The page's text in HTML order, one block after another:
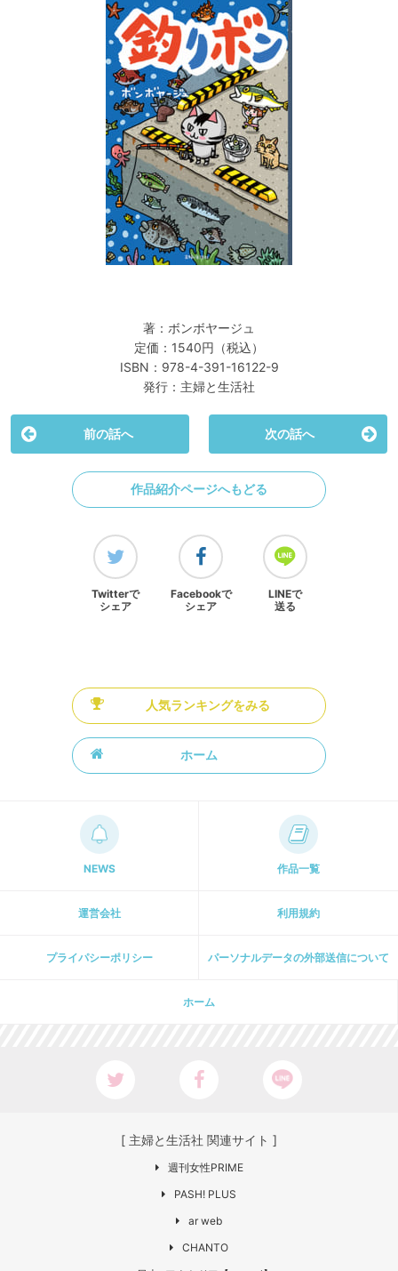
著：ボンボヤージュ
定価：1540円（税込）
ISBN：978-4-391-16122-9
発行：主婦と生活社
前の話へ 次の話へ
作品紹介ページへもどる
Twitterで
シェア
Facebookで
シェア
LINEで
送る
人気ランキングをみる
ホーム
NEWS 作品一覧
運営会社 利用規約
プライパシーポリシー パーソナルデータの外部送信について
ホーム
[ 主婦と生活社 関連サイト ]
週刊女性PRIME
PASH! PLUS
ar web
CHANTO